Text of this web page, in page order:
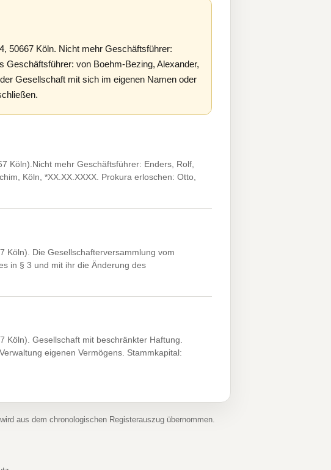
50667 Köln. Nicht mehr Geschäftsführer:
Geschäftsführer: von Boehm-Bezing, Alexander,
Gesellschaft mit sich im eigenen Namen oder
Köln).Nicht mehr Geschäftsführer: Enders, Rolf,
Köln, *XX.XX.XXXX. Prokura erloschen: Otto,
Köln). Die Gesellschafterversammlung vom
in § 3 und mit ihr die Änderung des
Köln). Gesellschaft mit beschränkter Haftung.
eigenen Vermögens. Stammkapital:
aus dem chronologischen Registerauszug übernommen.